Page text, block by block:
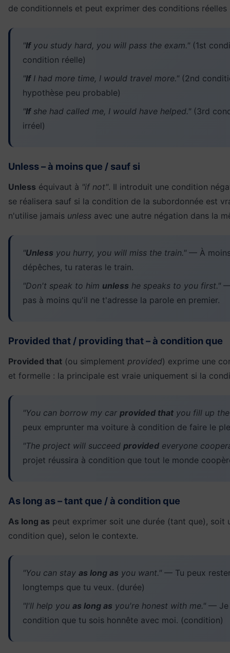
de conditionnels et peut exprimer des conditions
"Ifyou study hard, you will pass the exam." (1st
condition réelle)
"IfI had more time, I would travel more." (2nd
hypothèse peu probable)
"Ifshe had called me, I would have helped." (3rd
irréel)
Unless – à moins que / sauf si
Unless équivaut à "if not". Il introduit une condition
se réalisera sauf si la condition de la subordonnée est
n'utilise jamais unless avec une autre négation dans la
"Unless you hurry, you will miss the train." — À
dépêches, tu rateras le train.
"Don't speak to him unless he speaks to you first."
pas à moins qu'il ne t'adresse la parole en premier.
Provided that / providing that – à condition que
Provided that (ou simplement provided) exprime une
et formelle : la principale est vraie uniquement si la
"You can borrow my car provided that you fill up
peux emprunter ma voiture à condition de faire le
"The project will succeed provided everyone
projet réussira à condition que tout le monde
As long as – tant que / à condition que
As long as peut exprimer soit une durée (tant que), soit
condition que), selon le contexte.
"You can stay as long as you want." — Tu peux
longtemps que tu veux. (durée)
"I'll help you as long as you're honest with me." — Je
condition que tu sois honnête avec moi. (condition)